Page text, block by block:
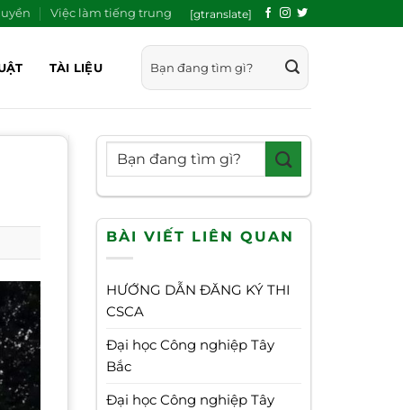
Việc làm tiếng trung [gtranslate]
TÀI LIỆU
BÀI VIẾT LIÊN QUAN
HƯỚNG DẪN ĐĂNG KÝ THI
CSCA
Đại học Công nghiệp Tây
Bắc
Đại học Công nghiệp Tây